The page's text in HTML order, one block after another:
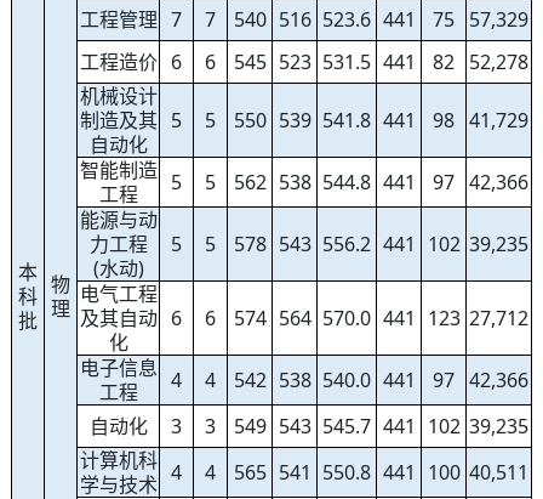
本
科
批
物
理
工程管理 7 7 540 516 523.6 441 75 57,329
工程造价 6 6 545 523 531.5 441 82 52,278
机械设计
制造及其
自动化
5 5 550 539 541.8 441 98 41,729
智能制造
工程
5 5 562 538 544.8 441 97 42,366
能源与动
力工程
(水动)
5 5 578 543 556.2 441 102 39,235
电气工程
及其自动
化
6 6 574 564 570.0 441 123 27,712
电子信息
工程
4 4 542 538 540.0 441 97 42,366
自动化
3 3 549 543 545.7 441 102 39,235
计算机科
学与技术 4 4 565 541 550.8 441 100 40,511